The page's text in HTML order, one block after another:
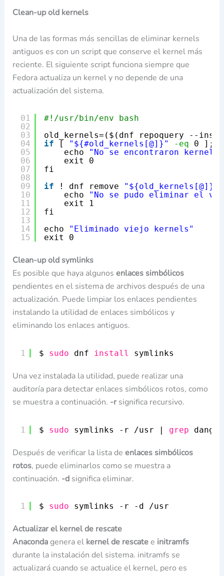
Clean-up old kernels
Una de las formas más sencillas de eliminar kernels
antiguos es con un script que conserve el kernel más
reciente. El siguiente script funciona siempre que
Fedora actualiza un kernel y no depende de una
actualización del sistema.
01
02
03
04
05
06
07
08
09
10
11
12
13
14
15
#!/usr/bin/env bash
old_kernels=($(dnf repoquery --
if
[ "${#old_kernels[@]}" -eq
0 ];
echo
"No se encontraron kernels
exit 0
fi
if
! dnf remove "${old_kernels[@]}"
echo
"No se pudo eliminar el
exit 1
fi
echo
"Eliminado viejo kernels"
exit 0
Clean-up old symlinks
Es posible que haya algunos enlaces simbólicos
pendientes en el sistema de archivos después de una
actualización. Puede limpiar los enlaces pendientes
instalando la utilidad de enlaces simbólicos y
eliminando los enlaces antiguos.
1 $ sudo dnf install symlinks
Una vez instalada la utilidad, puede realizar una
auditoría para detectar enlaces simbólicos rotos, como
se muestra a continuación. -rsignifica recursivo.
1 $ sudo symlinks -r /usr | grep
Después de verificar la lista de enlaces simbólicos
rotos, puede eliminarlos como se muestra a
continuación. -dsignifica eliminar.
1 $ sudo symlinks -r -d /usr
Actualizar el kernel de rescate
Anacondagenera el kernel de rescatee initramfs
durante la instalación del sistema. initramfs se
actualizará cuando se actualice el kernel, pero es